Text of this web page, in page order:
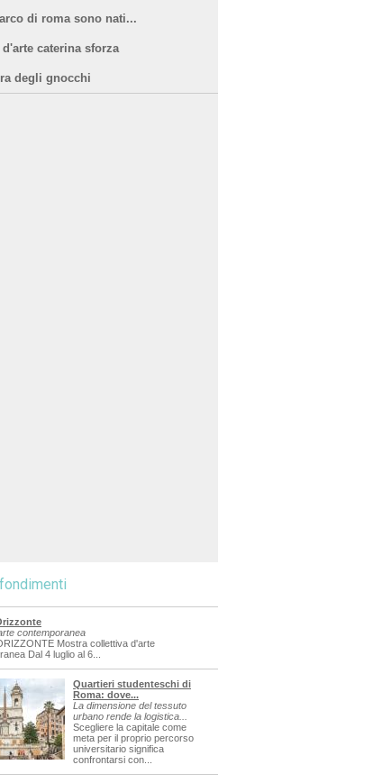
di roma sono nati...
d'arte caterina sforza
degli gnocchi
contemporanea
Mostra collettiva d'arte
Dal 4 luglio al 6...
Quartieri studenteschi di
Roma: dove...
La dimensione del tessuto
urbano rende la logistica...
Scegliere la capitale come
meta per il proprio percorso
universitario significa
confrontarsi con...